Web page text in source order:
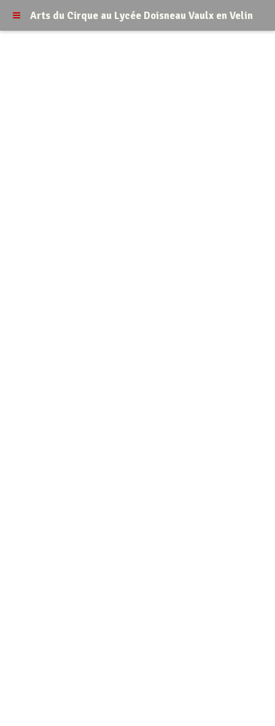
Arts du Cirque au Lycée Doisneau Vaulx en Velin